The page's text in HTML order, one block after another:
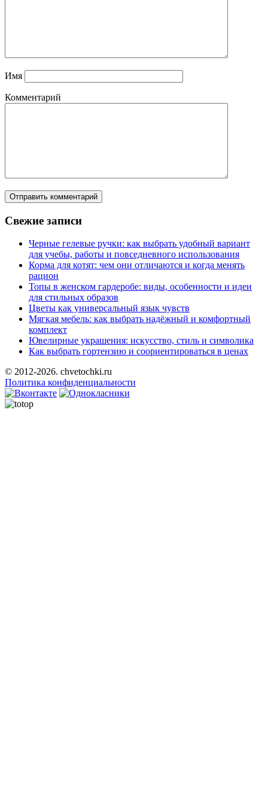
Имя
Комментарий
Свежие записи
Черные гелевые ручки: как выбрать удобный вариант
для учебы, работы и повседневного использования
Корма для котят: чем они отличаются и когда менять
рацион
Топы в женском гардеробе: виды, особенности и идеи
для стильных образов
Цветы как универсальный язык чувств
Мягкая мебель: как выбрать надёжный и комфортный
комплект
Ювелирные украшения: искусство, стиль и символика
Как выбрать гортензию и соориентироваться в ценах
© 2012-2026. chvetochki.ru
Политика конфиденциальности